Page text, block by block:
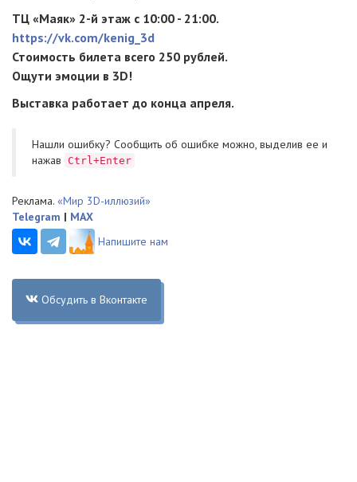
ТЦ «Маяк» 2-й этаж c 10:00 - 21:00.
https://vk.com/kenig_3d
Стоимость билета всего 250 рублей.
Ощути эмоции в 3D!
Выставка работает до конца апреля.
Нашли ошибку? Cообщить об ошибке можно, выделив ее и
нажав
Ctrl+Enter
Реклама. «Мир 3D-иллюзий»
Telegram | MAX
Напишите нам
Обсудить в Вконтакте